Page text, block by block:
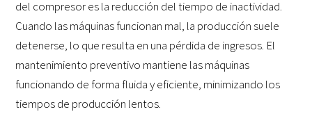
del compresor es la reducción del tiempo de inactividad.
Cuando las máquinas funcionan mal, la producción suele
detenerse, lo que resulta en una pérdida de ingresos. El
mantenimiento preventivo mantiene las máquinas
funcionando de forma fluida y eficiente, minimizando los
tiempos de producción lentos.